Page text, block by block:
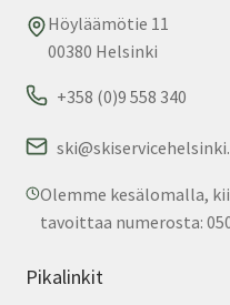
Höyläämötie 11
00380 Helsinki
+358 (0)9 558 340
Olemme kesälomalla,
tavoittaa numerosta:
Pikalinkit